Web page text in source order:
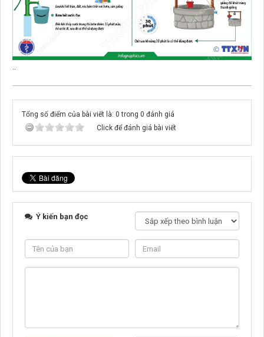
Tổng số điểm của bài viết là: 0 trong 0 đánh giá
Click để đánh giá bài viết
Ý kiến bạn đọc